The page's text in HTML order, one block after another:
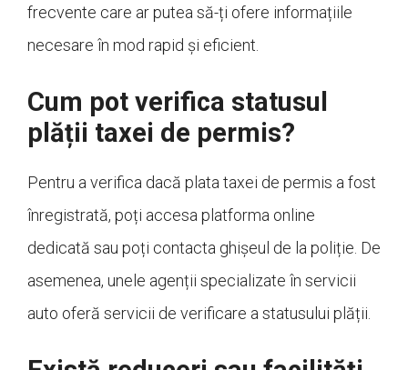
frecvente care ar putea să-ți ofere informațiile
necesare în mod rapid și eficient.
Cum pot verifica statusul
plății taxei de permis?
Pentru a verifica dacă plata taxei de permis a fost
înregistrată, poți accesa platforma online
dedicată sau poți contacta ghișeul de la poliție. De
asemenea, unele agenții specializate în servicii
auto oferă servicii de verificare a statusului plății.